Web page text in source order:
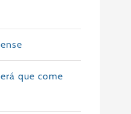
que come